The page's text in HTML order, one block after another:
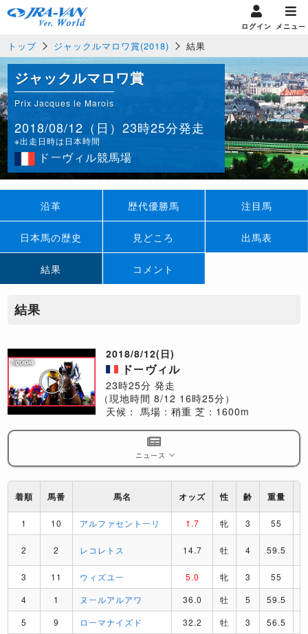
ログイン メニュー
トップ ジャックルマロワ賞(2018) 結果
ジャックルマロワ賞
Prix Jacques le Marois
2018/08/12（日）23時25分発走
※出走日時は日本時間
ドーヴィル競馬場
沿革 歴代優勝馬 注目馬
日本馬の歴史 見どころ 出馬表
結果 コメント
結果
2018/8/12(日)
ドーヴィル
23時25分 発走
（現地時間 8/12 16時25分）
天候： 馬場：稍重 芝：1600m
ニュース
着順 馬番 馬名 オッズ 性 齢 重量
1 10 アルファセントーリ 1.7 牝 3 55
2 2 レコレトス 14.7 牡 4 59.5
3 11 ウィズユー 5.0 牝 3 55
4
1 ヌールアルアワ 36.0 牡 5 59.5
5
9 ローマナイズド 32.2 牡 3 56.5